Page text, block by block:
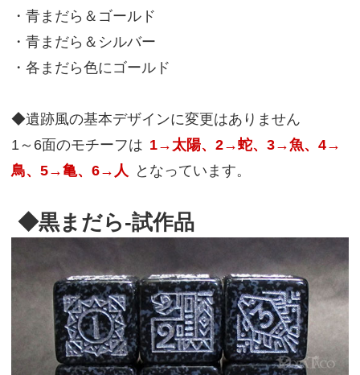
・青まだら＆ゴールド
・青まだら＆シルバー
・各まだら色にゴールド
◆遺跡風の基本デザインに変更はありません
1～6面のモチーフは 1→太陽、2→蛇、3→魚、4→
鳥、5→亀、6→人 となっています。
◆黒まだら-試作品